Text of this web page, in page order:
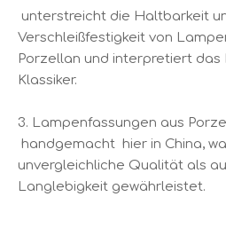
unterstreicht die Haltbarkeit
Verschleißfestigkeit von
Porzellan und interpretiert das
Klassiker.
3. Lampenfassungen aus
handgemacht hier in China,
unvergleichliche Qualität als
Langlebigkeit gewährleistet.